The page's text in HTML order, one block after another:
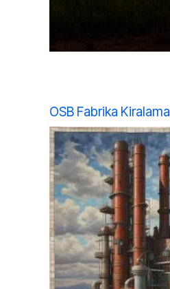
OSB Fabrika Kiralama